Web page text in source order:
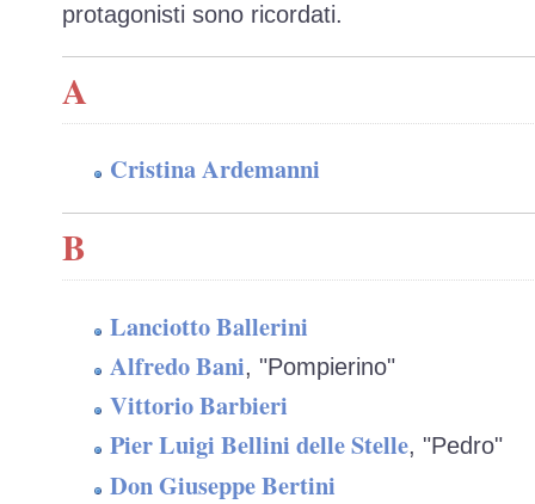
protagonisti sono ricordati.
A
Cristina Ardemanni
B
Lanciotto Ballerini
Alfredo Bani, "Pompierino"
Vittorio Barbieri
Pier Luigi Bellini delle Stelle, "Pedro"
Don Giuseppe Bertini